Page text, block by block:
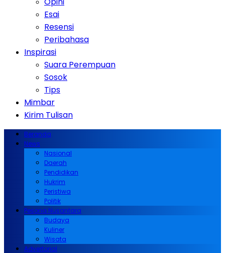
Esai
Resensi
Peribahasa
Inspirasi
Suara Perempuan
Sosok
Tips
Mimbar
Kirim Tulisan
Beranda
News
Nasional
Daerah
Pendidikan
Hukrim
Peristiwa
Politik
Pesona Nusantara
Budaya
Kuliner
Wisata
Advertorial